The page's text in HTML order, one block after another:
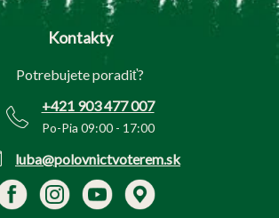
Kontakty
Potrebujete poradiť?
+421 903 477 007
Po-Pia 09:00 - 17:00
luba@polovnictvoterem.sk